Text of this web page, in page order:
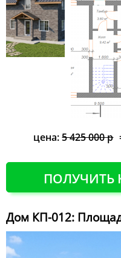
цена:5 425 000 р
ПОЛУЧИТЬ
Дом КП-012: